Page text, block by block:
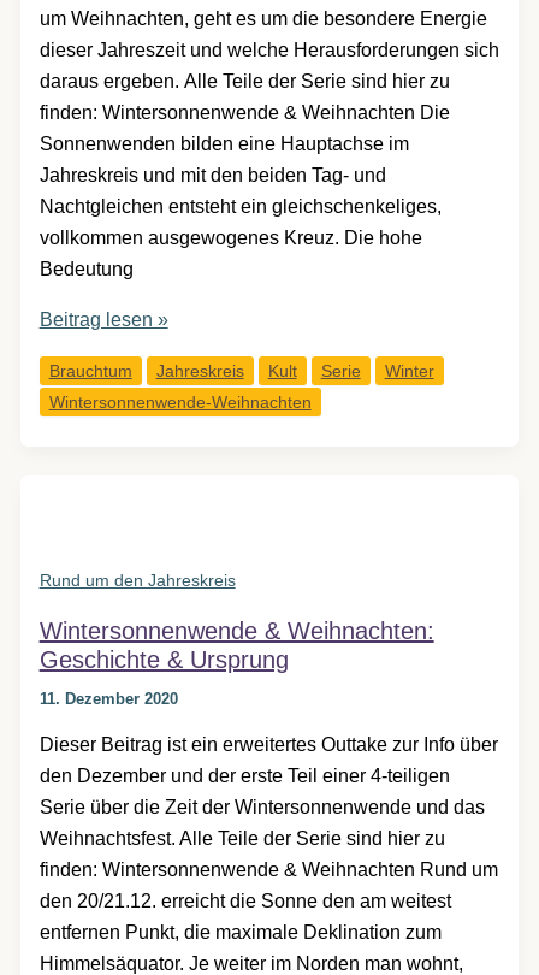
um Weihnachten, geht es um die besondere Energie
dieser Jahreszeit und welche Herausforderungen sich
daraus ergeben. Alle Teile der Serie sind hier zu
finden: Wintersonnenwende & Weihnachten Die
Sonnenwenden bilden eine Hauptachse im
Jahreskreis und mit den beiden Tag- und
Nachtgleichen entsteht ein gleichschenkeliges,
vollkommen ausgewogenes Kreuz. Die hohe
Bedeutung
Wintersonnenwende
Weihnachten:
die
Beitrag lesen »
Brauchtum Jahreskreis Kult Serie
Winter
Wintersonnenwende-Weihnachten
Rund um den Jahreskreis
Wintersonnenwende & Weihnachten:
Geschichte & Ursprung
11. Dezember 2020
Dieser Beitrag ist ein erweitertes Outtake zur Info über
den Dezember und der erste Teil einer 4-teiligen
Serie über die Zeit der Wintersonnenwende und das
Weihnachtsfest. Alle Teile der Serie sind hier zu
finden: Wintersonnenwende & Weihnachten Rund um
den 20/21.12. erreicht die Sonne den am weitest
entfernen Punkt, die maximale Deklination zum
Himmelsäquator. Je weiter im Norden man wohnt,